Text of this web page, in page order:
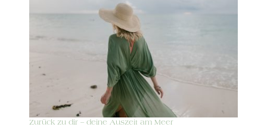
Zurück zu dir – deine Auszeit am Meer